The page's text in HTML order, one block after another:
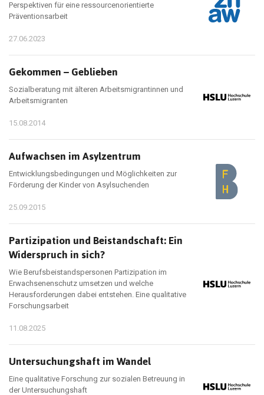
Perspektiven für eine ressourcenorientierte
Präventionsarbeit
27.06.2023
Gekommen – Geblieben
Sozialberatung mit älteren Arbeitsmigrantinnen und
Arbeitsmigranten
15.08.2014
Aufwachsen im Asylzentrum
Entwicklungsbedingungen und Möglichkeiten zur
Förderung der Kinder von Asylsuchenden
25.09.2015
Partizipation und Beistandschaft: Ein
Widerspruch in sich?
Wie Berufsbeistandspersonen Partizipation im
Erwachsenenschutz umsetzen und welche
Herausforderungen dabei entstehen. Eine qualitative
Forschungsarbeit
11.08.2025
Untersuchungshaft im Wandel
Eine qualitative Forschung zur sozialen Betreuung in
der Untersuchungshaft